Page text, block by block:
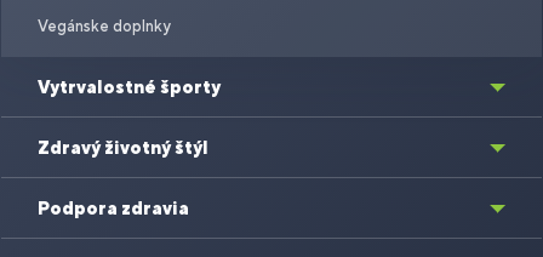
Vegánske doplnky
Vytrvalostné športy
Zdravý životný štýl
Podpora zdravia